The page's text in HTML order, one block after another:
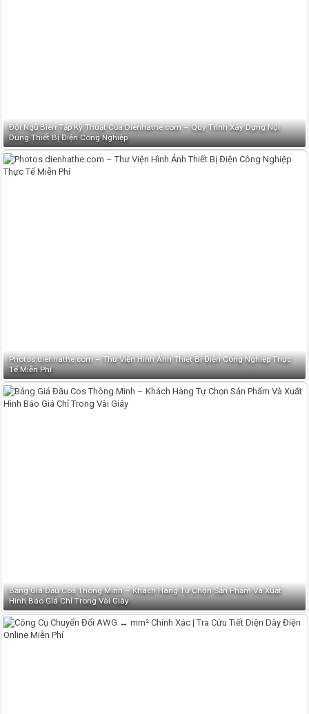
Đội Ngũ Biên Tập Kỹ Thuật Của Dienhathe.com – Quy Trình Xây Dựng Nội
Dung Thiết Bị Điện Công Nghiệp
Photos.dienhathe.com – Thư Viện Hình Ảnh Thiết Bị Điện Công Nghiệp Thực
Tế Miễn Phí
Bảng Giá Đầu Cos Thông Minh – Khách Hàng Tự Chọn Sản Phẩm Và Xuất
Hình Báo Giá Chỉ Trong Vài Giây